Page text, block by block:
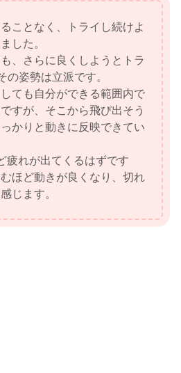
ことなく、トライし続けよ
した。
、さらに良くしようとトラ
の姿勢は立派です。
ても自分ができる範囲内で
すが、そこから飛び出そう
かりと動きに反映できてい
疲れが出てくるはずです
ほど動きが良くなり、切れ
じます。